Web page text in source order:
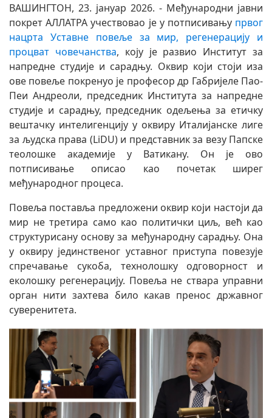
ВАШИНГТОН, 23. јануар 2026. - Међународни јавни
покрет АЛЛАТРА учествовао је у потписивању првог
нацрта Уставне повеље за мир, регенерацију и
процват човечанства, коју је развио Институт за
напредне студије и сарадњу. Оквир који стоји иза
ове повеље покренуо је професор др Габријеле Пао-
Пеи Андреоли, председник Института за напредне
студије и сарадњу, председник одељења за етичку
вештачку интелигенцију у оквиру Италијанске лиге
за људска права (LiDU) и представник за везу Папске
теолошке академије у Ватикану. Он је ово
потписивање описао као почетак ширег
међународног процеса.
Повеља поставља предложени оквир који настоји да
мир не третира само као политички циљ, већ као
структурисану основу за међународну сарадњу. Она
у оквиру јединственог уставног приступа повезује
спречавање сукоба, технолошку одговорност и
еколошку регенерацију. Повеља не ствара управни
орган нити захтева било какав пренос државног
суверенитета.